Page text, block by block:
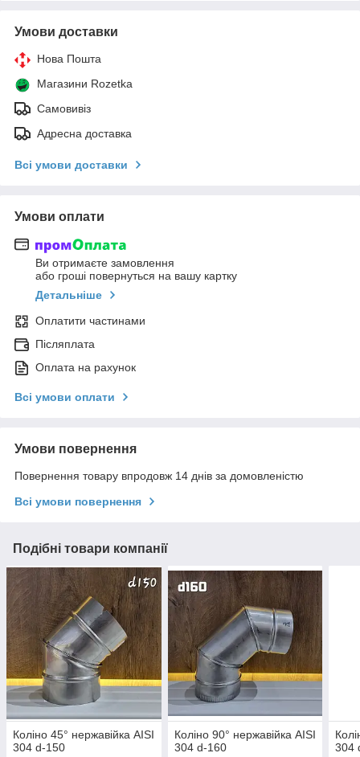
Умови доставки
Нова Пошта
Магазини Rozetka
Самовивіз
Адресна доставка
Всі умови доставки
Умови оплати
Ви отримаєте замовлення
або гроші повернуться на вашу картку
Детальніше
Оплатити частинами
Післяплата
Оплата на рахунок
Всі умови оплати
Умови повернення
Повернення товару впродовж 14 днів за домовленістю
Всі умови повернення
Подібні товари компанії
Коліно 45° нержавійка AISI
304 d-150
Коліно 90° нержавійка AISI
304 d-160
304